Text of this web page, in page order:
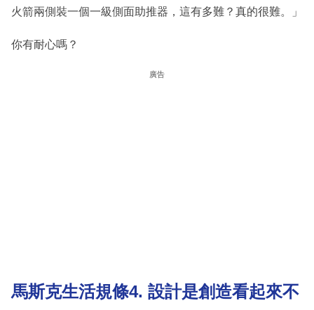
火箭兩側裝一個一級側面助推器，這有多難？真的很難。」
你有耐心嗎？
廣告
馬斯克生活規條4. 設計是創造看起來不